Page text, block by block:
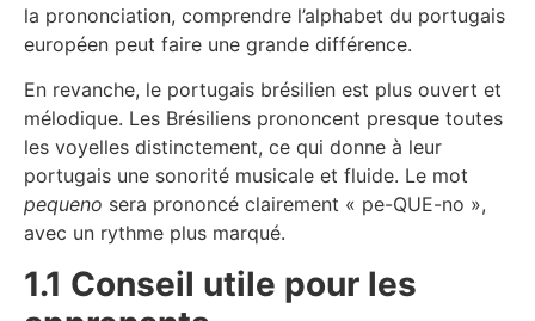
la prononciation, comprendre l’alphabet du portugais
européen peut faire une grande différence.
En revanche, le portugais brésilien est plus ouvert et
mélodique. Les Brésiliens prononcent presque toutes
les voyelles distinctement, ce qui donne à leur
portugais une sonorité musicale et fluide. Le mot
pequeno sera prononcé clairement « pe-QUE-no »,
avec un rythme plus marqué.
1.1 Conseil utile pour les